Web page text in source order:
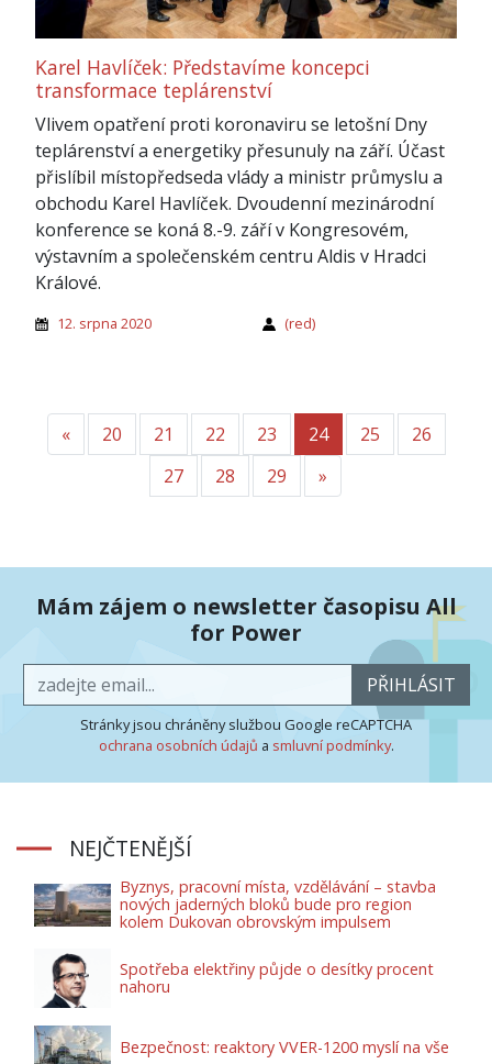
Karel Havlíček: Představíme koncepci
transformace teplárenství
Vlivem opatření proti koronaviru se letošní Dny
teplárenství a energetiky přesunuly na září. Účast
přislíbil místopředseda vlády a ministr průmyslu a
obchodu Karel Havlíček. Dvoudenní mezinárodní
konference se koná 8.-9. září v Kongresovém,
výstavním a společenském centru Aldis v Hradci
Králové.
12. srpna 2020 (red)
«Předchozí
20 21 22 23 24 25
26
27
28 29 »
Mám zájem o newsletter časopisu All
for Power
PŘIHLÁSIT
Stránky jsou chráněny službou Google reCAPTCHA
ochrana osobních údajů a smluvní podmínky.
NEJČTENĚJŠÍ
Byznys, pracovní místa, vzdělávání – stavba
nových jaderných bloků bude pro region
kolem Dukovan obrovským impulsem
Spotřeba elektřiny půjde o desítky procent
nahoru
Bezpečnost: reaktory VVER-1200 myslí na vše